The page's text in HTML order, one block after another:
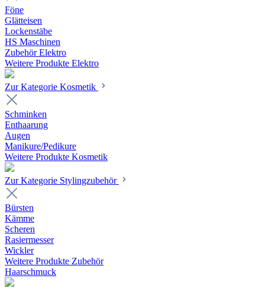
Föne
Glätteisen
Lockenstäbe
HS Maschinen
Zubehör Elektro
Weitere Produkte Elektro
Zur Kategorie Kosmetik
Schminken
Enthaarung
Augen
Manikure/Pedikure
Weitere Produkte Kosmetik
Zur Kategorie Stylingzubehör
Bürsten
Kämme
Scheren
Rasiermesser
Wickler
Weitere Produkte Zubehör
Haarschmuck